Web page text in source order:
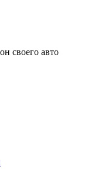
своего авто